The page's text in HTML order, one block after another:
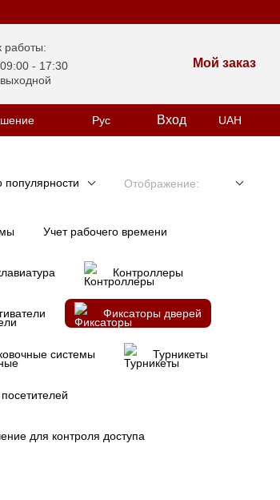
работы:
- 17:30
Мой заказ
Рус Вход UAH
популярности Отображение:
Учет рабочего времени
Контроллеры
Фиксаторы дверей
системы Турникеты
для контроля доступа